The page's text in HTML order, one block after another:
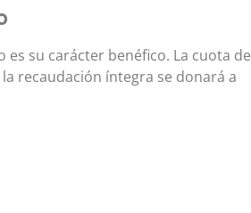
su carácter benéfico. La cuota de
la recaudación íntegra se donará a